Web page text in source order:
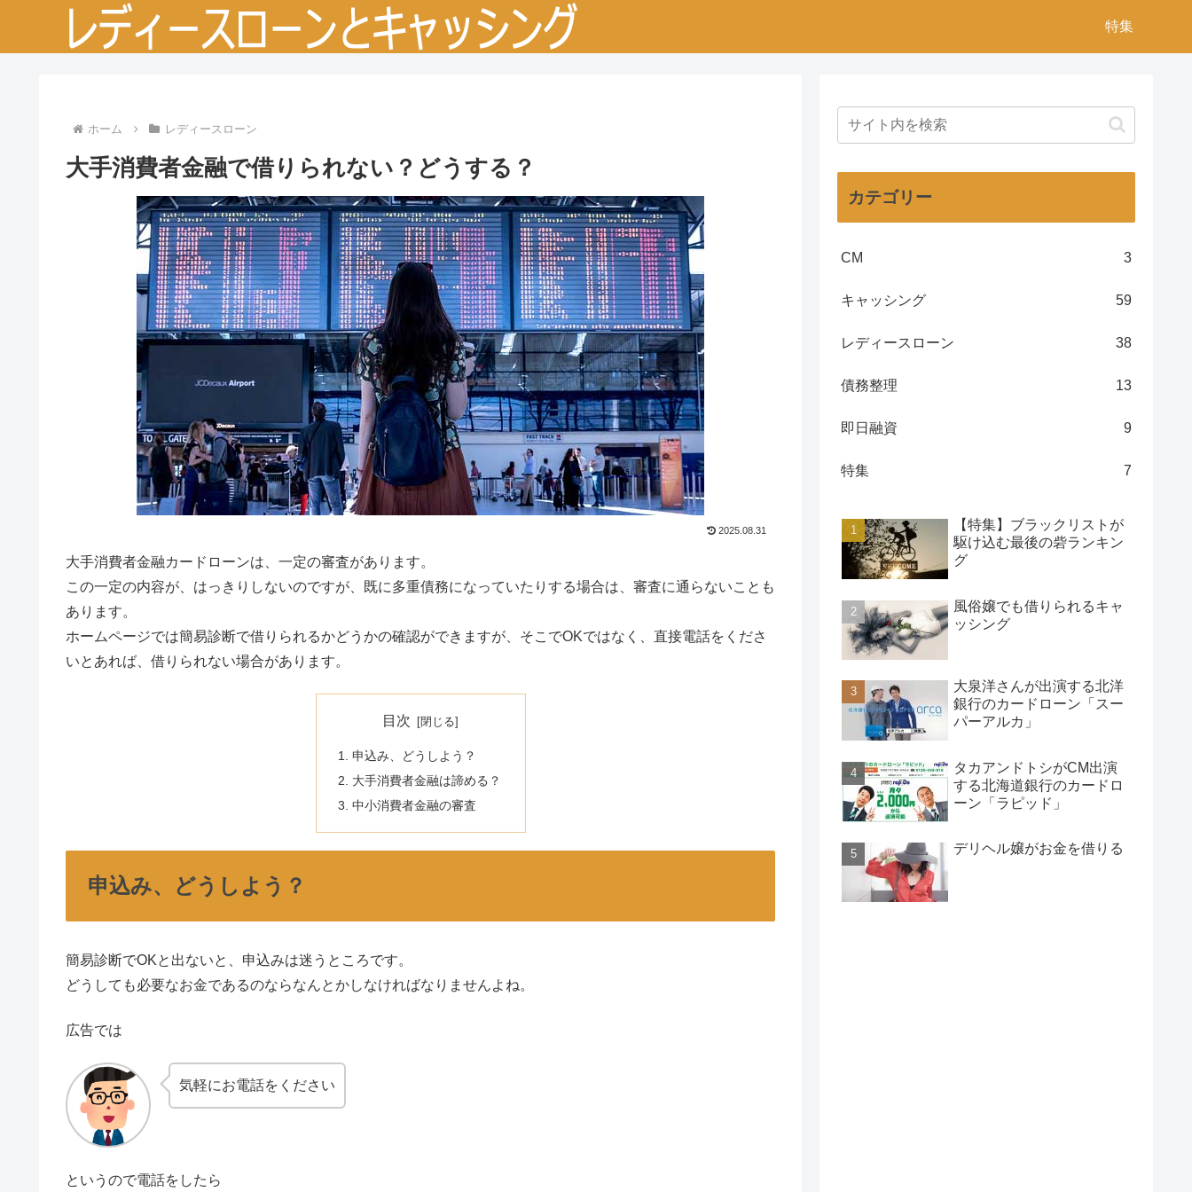
特集
ホーム レディースローン
大手消費者金融で借りられない？どうする？
2025.08.31
大手消費者金融カードローンは、一定の審査があります。
この一定の内容が、はっきりしないのですが、既に多重債務になっていたりする場合は、審査に通らないことも
あります。
ホームページでは簡易診断で借りられるかどうかの確認ができますが、そこでOKではなく、直接電話をくださ
いとあれば、借りられない場合があります。
目次
申込み、どうしよう？
大手消費者金融は諦める？
中小消費者金融の審査
申込み、どうしよう？
簡易診断でOKと出ないと、申込みは迷うところです。
どうしても必要なお金であるのならなんとかしなければなりませんよね。
広告では
気軽にお電話をください
というので電話をしたら
カテゴリー
CM 3
キャッシング 59
レディースローン 38
債務整理 13
即日融資 9
特集 7
【特集】ブラックリストが
駆け込む最後の砦ランキン
グ
風俗嬢でも借りられるキャ
ッシング
大泉洋さんが出演する北洋
銀行のカードローン「スー
パーアルカ」
タカアンドトシがCM出演
する北海道銀行のカードロ
ーン「ラピッド」
デリヘル嬢がお金を借りる